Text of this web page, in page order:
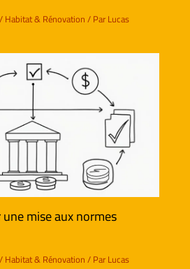
/Habitat & Rénovation/ ParLucas
mise aux normes
/Habitat & Rénovation/ ParLucas